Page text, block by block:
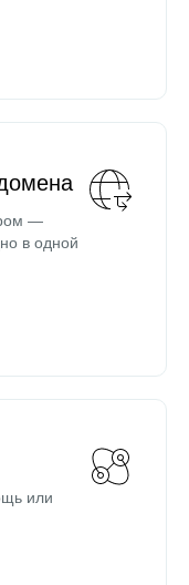
—
в одной
или